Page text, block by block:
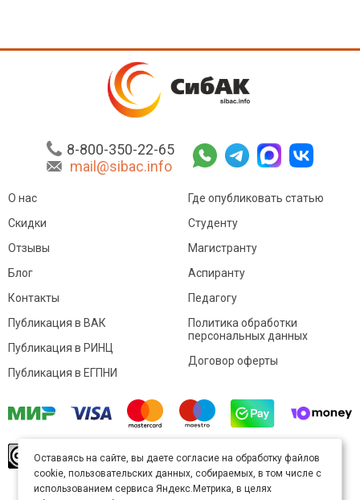
8-800-350-22-65
mail@sibac.info
О нас
Скидки
Отзывы
Блог
Контакты
Где опубликовать статью
Студенту
Магистранту
Аспиранту
Педагогу
Публикация в ВАК
Публикация в РИНЦ
Публикация в ЕГПНИ
Политика обработки
персональных данных
Договор оферты
произведение доступно полицензии Creative
Commons «Attribution» («Атрибуция») 4.0
Непортированная.
Оставаясь на сайте, вы даете согласие на обработку файлов
cookie, пользовательских данных, собираемых, в том числе с
использованием сервиса Яндекс.Метрика, в целях